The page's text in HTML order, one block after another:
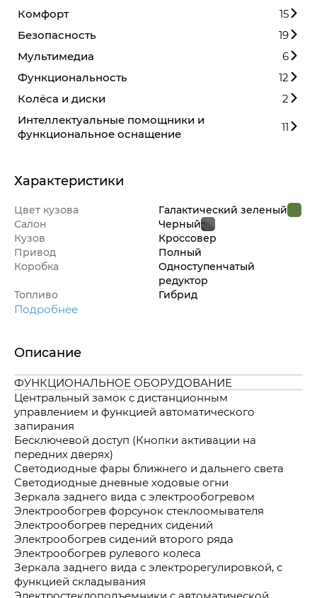
Комфорт
15
Безопасность
19
Мультимедиа
6
Функциональность
12
Колёса и диски
2
Интеллектуальные помощники и
функциональное оснащение
11
Характеристики
Цвет кузова
Галактический зеленый
Салон
Черный
Кузов
Кроссовер
Привод
Полный
Коробка
Одноступенчатый
редуктор
Топливо
Гибрид
Подробнее
Описание
ФУНКЦИОНАЛЬНОЕ ОБОРУДОВАНИЕ
Центральный замок с дистанционным
управлением и функцией автоматического
запирания
Бесключевой доступ (Кнопки активации на
передних дверях)
Светодиодные фары ближнего и дальнего света
Светодиодные дневные ходовые огни
Зеркала заднего вида с электрообогревом
Электрообогрев форсунок стеклоомывателя
Электрообогрев передних сидений
Электрообогрев сидений второго ряда
Электрообогрев рулевого колеса
Зеркала заднего вида с электрорегулировкой, с
функцией складывания
Электростеклоподъемники с автоматической